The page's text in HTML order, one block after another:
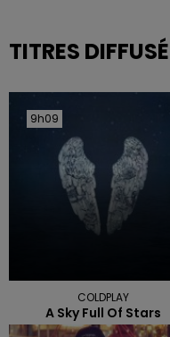
TITRES
9h09
9h09
COLDPLAY
A Sky Full Of Stars